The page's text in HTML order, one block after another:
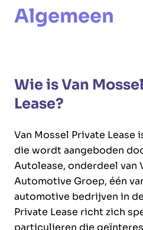
Algemeen
Wie is Van
Lease?
Van Mossel Private Lease
die wordt aangeboden
Autolease, onderdeel van
Automotive Groep, één
automotive bedrijven in
Private Lease richt zich
particulieren die